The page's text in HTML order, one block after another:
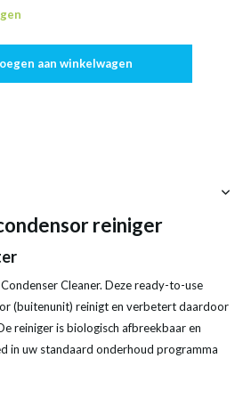
aan winkelwagen
reiniger
Cleaner. Deze ready-to-use
(buitenunit) reinigt en verbetert daardoor
reiniger is biologisch afbreekbaar en
in uw standaard onderhoud programma